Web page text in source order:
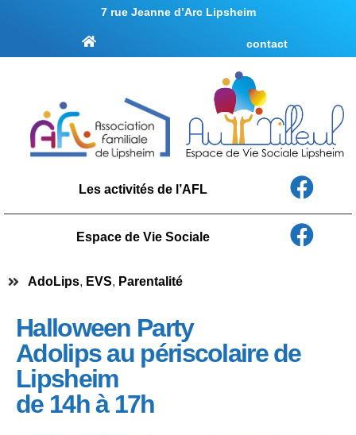
7 rue Jeanne d’Arc Lipsheim
contact
Les activités de l’AFL
Espace de Vie Sociale
AdoLips, EVS, Parentalité
Halloween Party
Adolips au périscolaire de
Lipsheim
de 14h à 17h